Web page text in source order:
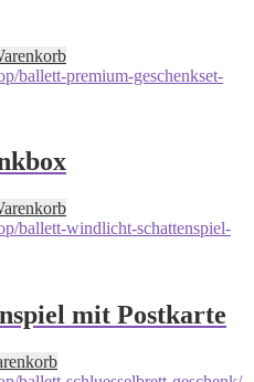
mit Postkarte